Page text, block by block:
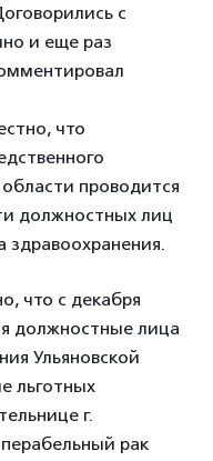
с
и еще раз
что
проводится
должностных лиц
здравоохранения.
что с декабря
должностные лица
Ульяновской
льготных
г.
рак